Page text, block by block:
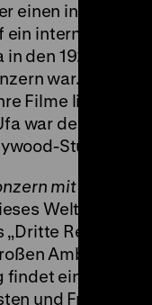
einen
internationales
den 1920er
war. In ihren
Filme liefen in
war der
Studios.
mit globalen
Weltkonzerns
Reich“ bis
Ambitionen,
findet ein
und Frederik